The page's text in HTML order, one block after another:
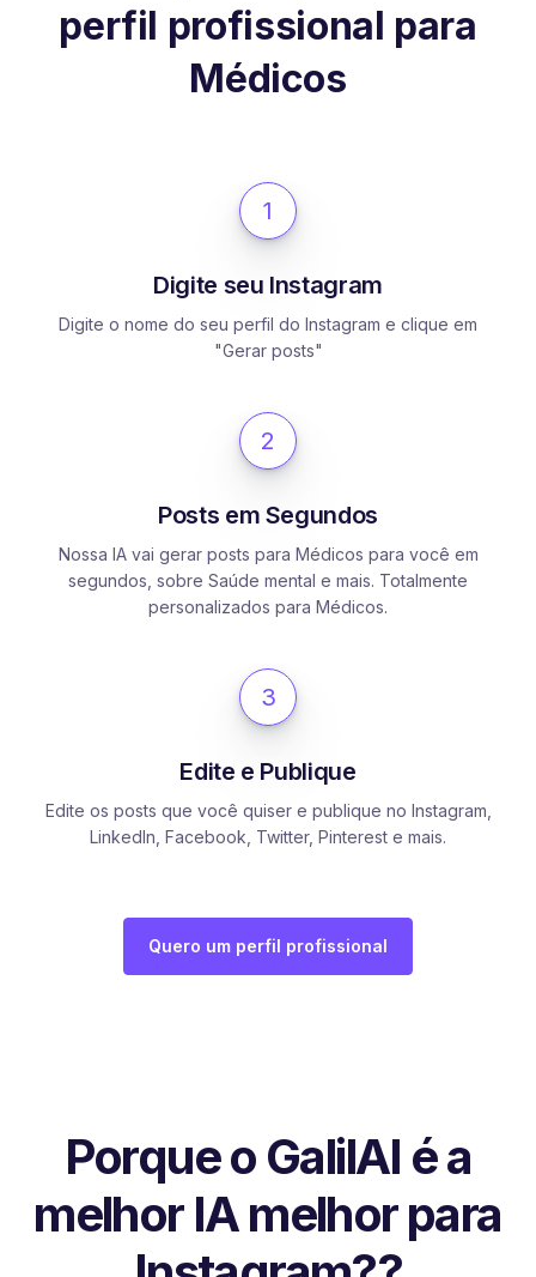
perfil profissional para
Médicos
1
Digite seu Instagram
Digite o nome do seu perfil do Instagram e clique em
"Gerar posts"
2
Posts em Segundos
Nossa IA vai gerar posts para Médicos para você em
segundos, sobre Saúde mental e mais. Totalmente
personalizados para Médicos.
3
Edite e Publique
Edite os posts que você quiser e publique no Instagram,
LinkedIn, Facebook, Twitter, Pinterest e mais.
Quero um perfil profissional
Porque o GalilAI é a
melhor IA melhor para